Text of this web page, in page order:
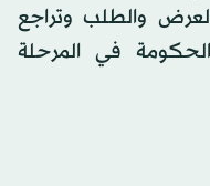
والطلب وتراجع
في المرحلة